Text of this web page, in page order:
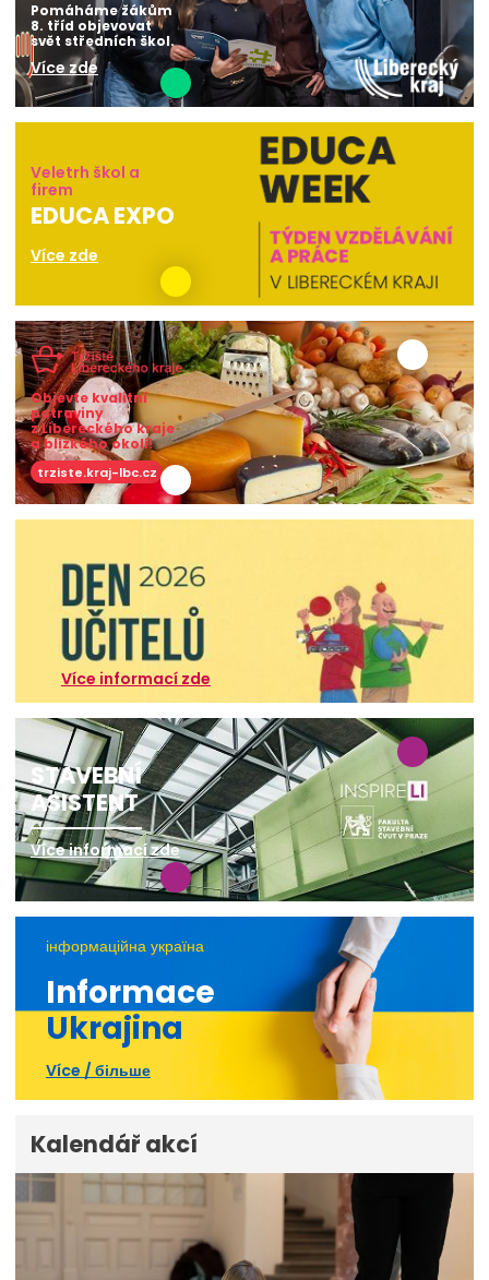
Pomáháme žákům
8. tříd objevovat
svět středních škol.
Více zde
Veletrh škol a
firem
EDUCA EXPO
Více zde
Objevte kvalitní
potraviny
z Libereckého kraje
a blízkého okolí!
trziste.kraj-lbc.cz
Více informací zde
STAVEBNÍ
ASISTENT
Více informací zde
інформаційна україна
Informace
Ukrajina
Více / більше
Kalendář akcí